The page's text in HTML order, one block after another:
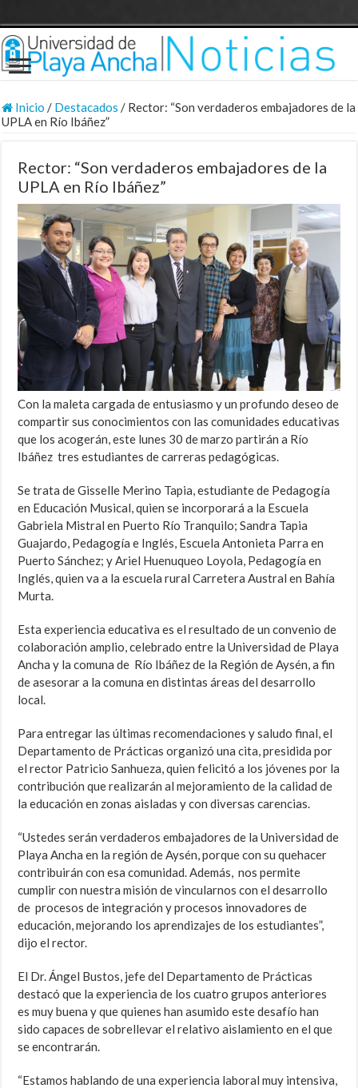
Inicio / Destacados / Rector: “Son verdaderos embajadores de la
UPLA en Río Ibáñez”
Rector: “Son verdaderos embajadores de la
UPLA en Río Ibáñez”
Con la maleta cargada de entusiasmo y un profundo deseo de
compartir sus conocimientos con las comunidades educativas
que los acogerán, este lunes 30 de marzo partirán a Río
Ibáñez tres estudiantes de carreras pedagógicas.
Se trata de Gisselle Merino Tapia, estudiante de Pedagogía
en Educación Musical, quien se incorporará a la Escuela
Gabriela Mistral en Puerto Río Tranquilo; Sandra Tapia
Guajardo, Pedagogía e Inglés, Escuela Antonieta Parra en
Puerto Sánchez; y Ariel Huenuqueo Loyola, Pedagogía en
Inglés, quien va a la escuela rural Carretera Austral en Bahía
Murta.
Esta experiencia educativa es el resultado de un convenio de
colaboración amplio, celebrado entre la Universidad de Playa
Ancha y la comuna de Río Ibáñez de la Región de Aysén, a fin
de asesorar a la comuna en distintas áreas del desarrollo
local.
Para entregar las últimas recomendaciones y saludo final, el
Departamento de Prácticas organizó una cita, presidida por
el rector Patricio Sanhueza, quien felicitó a los jóvenes por la
contribución que realizarán al mejoramiento de la calidad de
la educación en zonas aisladas y con diversas carencias.
“Ustedes serán verdaderos embajadores de la Universidad de
Playa Ancha en la región de Aysén, porque con su quehacer
contribuirán con esa comunidad. Además, nos permite
cumplir con nuestra misión de vincularnos con el desarrollo
de procesos de integración y procesos innovadores de
educación, mejorando los aprendizajes de los estudiantes”,
dijo el rector.
El Dr. Ángel Bustos, jefe del Departamento de Prácticas
destacó que la experiencia de los cuatro grupos anteriores
es muy buena y que quienes han asumido este desafío han
sido capaces de sobrellevar el relativo aislamiento en el que
se encontrarán.
“Estamos hablando de una experiencia laboral muy intensiva,